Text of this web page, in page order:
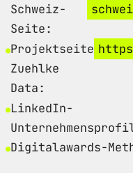
Schweiz-
Seite:
Projektseite
Zuehlke
Data:
LinkedIn-
Digitalawards-